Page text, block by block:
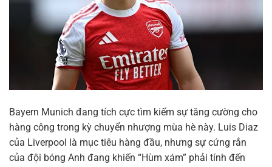
Bayern Munich đang tích cực tìm kiếm sự tăng cường cho
hàng công trong kỳ chuyển nhượng mùa hè này. Luis Diaz
của Liverpool là mục tiêu hàng đầu, nhưng sự cứng rắn
của đội bóng Anh đang khiến “Hùm xám” phải tính đến